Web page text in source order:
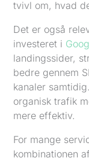
tvivl om, hvad
Det er også
investeret i
landingssider,
bedre gennem
kanaler
organisk trafik
mere effektiv.
For mange
kombinationen